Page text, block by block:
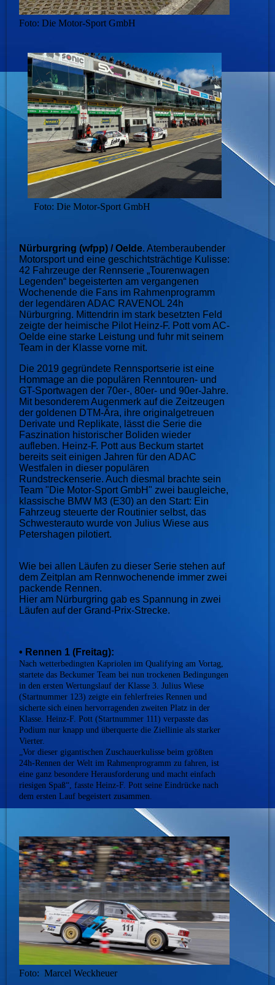
Foto: Die Motor-Sport GmbH
Foto: Die Motor-Sport GmbH
Nürburgring (wfpp) / Oelde. Atemberaubender
Motorsport und eine geschichtsträchtige Kulisse:
42 Fahrzeuge der Rennserie „Tourenwagen
Legenden“ begeisterten am vergangenen
Wochenende die Fans im Rahmenprogramm
der legendären ADAC RAVENOL 24h
Nürburgring. Mittendrin im stark besetzten Feld
zeigte der heimische Pilot Heinz-F. Pott vom AC-
Oelde eine starke Leistung und fuhr mit seinem
Team in der Klasse vorne mit.
Die 2019 gegründete Rennsportserie ist eine
Hommage an die populären Renntouren- und
GT-Sportwagen der 70er-, 80er- und 90er-Jahre.
Mit besonderem Augenmerk auf die Zeitzeugen
der goldenen DTM-Ära, ihre originalgetreuen
Derivate und Replikate, lässt die Serie die
Faszination historischer Boliden wieder
aufleben. Heinz-F. Pott aus Beckum startet
bereits seit einigen Jahren für den ADAC
Westfalen in dieser populären
Rundstreckenserie. Auch diesmal brachte sein
Team "Die Motor-Sport GmbH" zwei baugleiche,
klassische BMW M3 (E30) an den Start: Ein
Fahrzeug steuerte der Routinier selbst, das
Schwesterauto wurde von Julius Wiese aus
Petershagen pilotiert.
Wie bei allen Läufen zu dieser Serie stehen auf
dem Zeitplan am Rennwochenende immer zwei
packende Rennen.
Hier am Nürburgring gab es Spannung in zwei
Läufen auf der Grand-Prix-Strecke.
• Rennen 1 (Freitag):
Nach wetterbedingten Kapriolen im Qualifying am Vortag,
startete das Beckumer Team bei nun trockenen Bedingungen
in den ersten Wertungslauf der Klasse 3. Julius Wiese
(Startnummer 123) zeigte ein fehlerfreies Rennen und
sicherte sich einen hervorragenden zweiten Platz in der
Klasse. Heinz-F. Pott (Startnummer 111) verpasste das
Podium nur knapp und überquerte die Ziellinie als starker
Vierter.
„Vor dieser gigantischen Zuschauerkulisse beim größten
24h-Rennen der Welt im Rahmenprogramm zu fahren, ist
eine ganz besondere Herausforderung und macht einfach
riesigen Spaß“, fasste Heinz-F. Pott seine Eindrücke nach
dem ersten Lauf begeistert zusammen.
Foto: Marcel Weckheuer